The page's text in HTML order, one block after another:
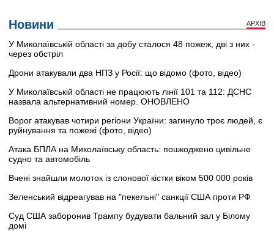
Новини АРХІВ
У Миколаївській області за добу сталося 48 пожеж, дві з них -
через обстріл
Дрони атакували два НПЗ у Росії: що відомо (фото, відео)
У Миколаївській області не працюють лінії 101 та 112: ДСНС
назвала альтернативний номер. ОНОВЛЕНО
Ворог атакував чотири регіони України: загинуло троє людей, є
руйнування та пожежі (фото, відео)
Атака БПЛА на Миколаївську область: пошкоджено цивільне
судно та автомобіль
Вчені знайшли молоток із слонової кістки віком 500 000 років
Зеленський відреагував на "пекельні" санкції США проти РФ
Суд США заборонив Трампу будувати бальний зал у Білому
домі